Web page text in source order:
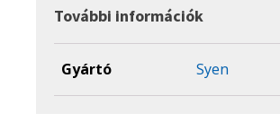
kW
klíma
szett
További információk
Gyártó Syen